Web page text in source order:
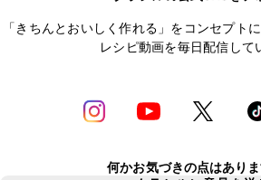
「きちんとおいしく作れる」をコンセプト
レシピ動画を毎日配信して
何かお気づきの点はあり